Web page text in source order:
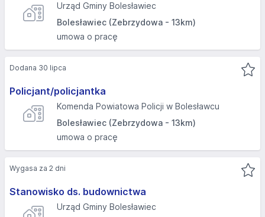
Urząd Gminy Bolesławiec
Bolesławiec (Zebrzydowa - 13km)
umowa o pracę
Policjant/policjantka
Komenda Powiatowa Policji w Bolesławcu
Bolesławiec (Zebrzydowa - 13km)
umowa o pracę
Dodana 30 lipca
Stanowisko ds. budownictwa
Urząd Gminy Bolesławiec
Wygasa za 2 dni